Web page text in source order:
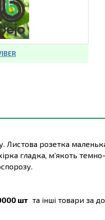
Листова розетка
гладка, м’якоть
шт та інші товари за